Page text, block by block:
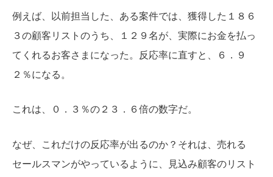
例えば、以前担当した、ある案件では、獲得した１８６
３の顧客リストのうち、１２９名が、実際にお金を払っ
てくれるお客さまになった。反応率に直すと、６．９
２％になる。
これは、０．３％の２３．６倍の数字だ。
なぜ、これだけの反応率が出るのか？それは、売れる
セールスマンがやっているように、見込み顧客のリスト